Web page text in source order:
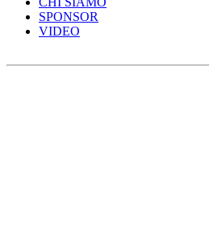
SPONSOR
VIDEO